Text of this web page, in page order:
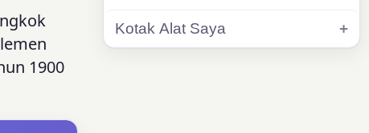
1900
Kotak Alat Saya